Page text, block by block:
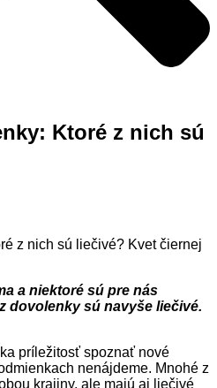
Ktoré z nich sú
a niektoré sú pre nás
dovolenky sú navyše liečivé.
príležitosť spoznať nové
nenájdeme. Mnohé z
krajiny, ale majú aj liečivé